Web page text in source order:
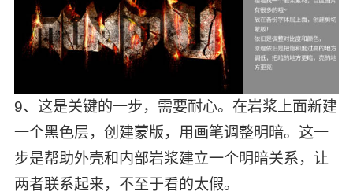
9、这是关键的一步，需要耐心。在岩浆上面新建
一个黑色层，创建蒙版，用画笔调整明暗。这一
步是帮助外壳和内部岩浆建立一个明暗关系，让
两者联系起来，不至于看的太假。